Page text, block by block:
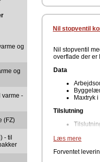
og
og
varme -
(FZ)
- til
Nil stopventil
Nil stopventil
overflade der er
Data
Maxtryk
Tilslutning
Materiale
Læs mere
Forventet